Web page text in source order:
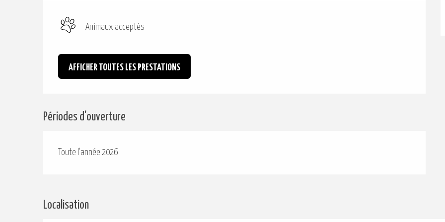
Animaux acceptés
AFFICHER TOUTES LES PRESTATIONS
Périodes d'ouverture
Toute l'année 2026
Localisation